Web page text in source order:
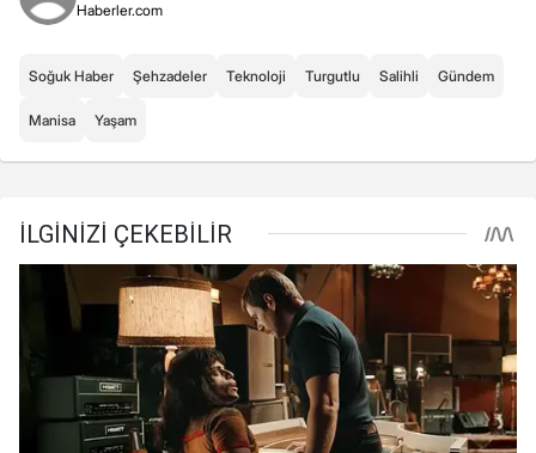
Haberler.com
Soğuk Haber Şehzadeler Teknoloji Turgutlu Salihli Gündem
Manisa Yaşam